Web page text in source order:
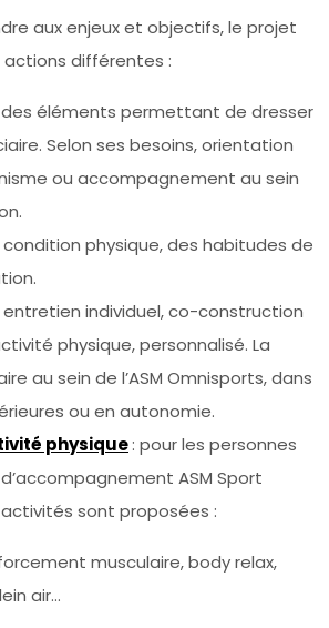
aux enjeux et objectifs, le projet
différentes :
des éléments permettant de dresser
Selon ses besoins, orientation
ou accompagnement au sein
condition physique, des habitudes de
entretien individuel, co-construction
physique, personnalisé. La
au sein de l’ASM Omnisports, dans
ou en autonomie.
physique: pour les personnes
ASM Sport
sont proposées :
musculaire, body relax,
air…